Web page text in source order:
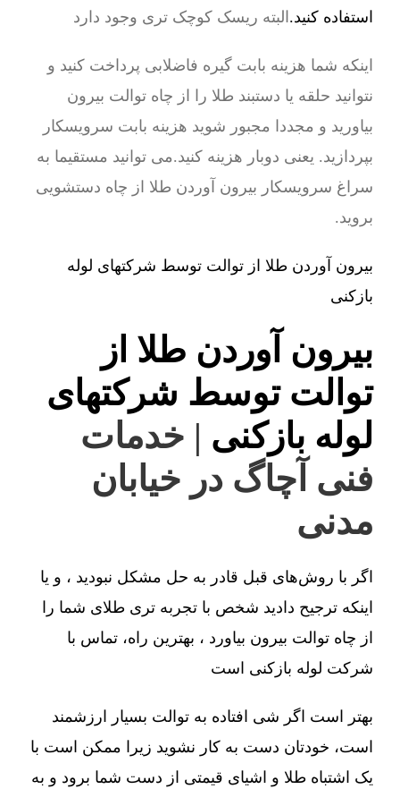
استفاده کنید.البته ریسک کوچک تری وجود دارد
اینکه شما هزینه بابت گیره فاضلابی پرداخت کنید و
نتوانید حلقه یا دستبند طلا را از چاه توالت بیرون
بیاورید و مجددا مجبور شوید هزینه بابت سرویسکار
بپردازید. یعنی دوبار هزینه کنید.می توانید مستقیما به
سراغ سرویسکار بیرون آوردن طلا از چاه دستشویی
بروید.
بیرون آوردن طلا از توالت توسط شرکتهای لوله
بازکنی
بیرون آوردن طلا از
توالت توسط شرکتهای
لوله بازکنی | خدمات
فنی آچاگ در خیابان
مدنی
اگر با روش‌های قبل قادر به حل مشکل نبودید ، و یا
اینکه ترجیح دادید شخص با تجربه تری طلای شما را
از چاه توالت بیرون بیاورد ، بهترین راه، تماس با
شرکت لوله بازکنی است
بهتر است اگر شی افتاده به توالت بسیار ارزشمند
است، خودتان دست به کار نشوید زیرا ممکن است با
یک اشتباه طلا و اشیای قیمتی از دست شما برود و به